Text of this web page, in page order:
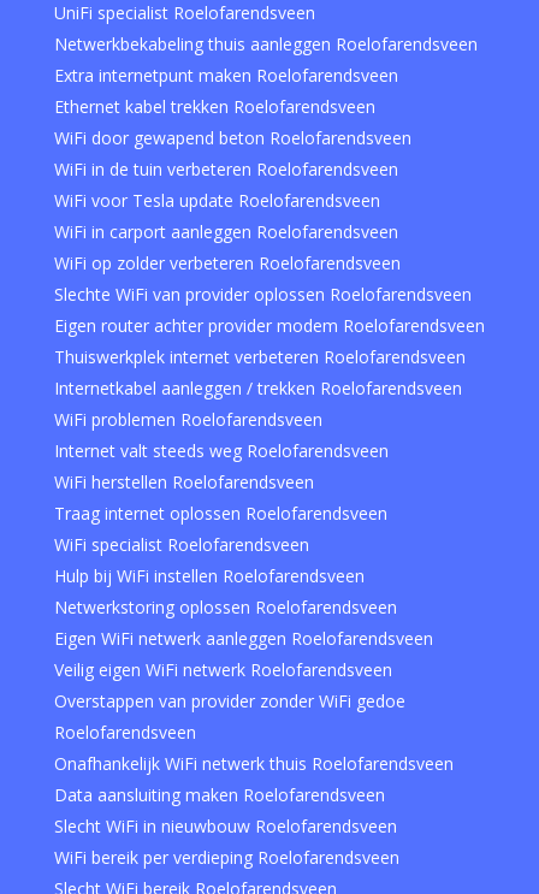
UniFi specialist Roelofarendsveen
Netwerkbekabeling thuis aanleggen Roelofarendsveen
Extra internetpunt maken Roelofarendsveen
Ethernet kabel trekken Roelofarendsveen
WiFi door gewapend beton Roelofarendsveen
WiFi in de tuin verbeteren Roelofarendsveen
WiFi voor Tesla update Roelofarendsveen
WiFi in carport aanleggen Roelofarendsveen
WiFi op zolder verbeteren Roelofarendsveen
Slechte WiFi van provider oplossen Roelofarendsveen
Eigen router achter provider modem Roelofarendsveen
Thuiswerkplek internet verbeteren Roelofarendsveen
Internetkabel aanleggen / trekken Roelofarendsveen
WiFi problemen Roelofarendsveen
Internet valt steeds weg Roelofarendsveen
WiFi herstellen Roelofarendsveen
Traag internet oplossen Roelofarendsveen
WiFi specialist Roelofarendsveen
Hulp bij WiFi instellen Roelofarendsveen
Netwerkstoring oplossen Roelofarendsveen
Eigen WiFi netwerk aanleggen Roelofarendsveen
Veilig eigen WiFi netwerk Roelofarendsveen
Overstappen van provider zonder WiFi gedoe
Roelofarendsveen
Onafhankelijk WiFi netwerk thuis Roelofarendsveen
Data aansluiting maken Roelofarendsveen
Slecht WiFi in nieuwbouw Roelofarendsveen
WiFi bereik per verdieping Roelofarendsveen
Slecht WiFi bereik Roelofarendsveen